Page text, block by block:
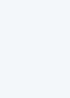
Was lernen wir
Schwächen
menschlichen
Demokratie ist